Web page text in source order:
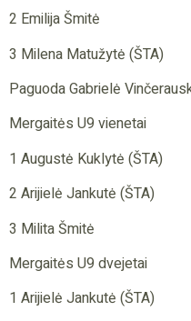
2 Emilija Šmitė
3 Milena Matužytė (ŠTA)
Paguoda Gabrielė
Mergaitės U9 vienetai
1 Augustė Kuklytė (ŠTA)
2 Arijielė Jankutė (ŠTA)
3 Milita Šmitė
Mergaitės U9 dvejetai
1 Arijielė Jankutė (ŠTA)